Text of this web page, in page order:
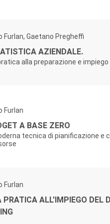
Furlan, Gaetano Pregheffi
AZIENDALE.
alla preparazione e impiego
Furlan
A BASE ZERO
tecnica di pianificazione e
Furlan
PRATICA ALL'IMPIEGO DEL